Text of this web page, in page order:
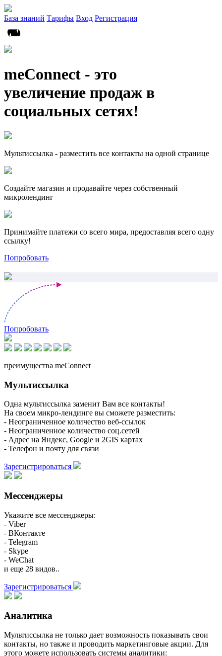
База знаний Тарифы Вход Регистрация
meConnect - это
увеличение продаж в
социальных сетях!
Мультиссылка - разместить все контакты на одной странице
Создайте магазин и продавайте через собственный
микролендинг
Принимайте платежи со всего мира, предоставляя всего одну
ссылку!
Попробовать
Попробовать
преимущества meConnect
Мультиссылка
Одна мультиссылка заменит Вам все контакты!
На своем микро-лендинге вы сможете разместить:
- Неограниченное количество веб-ссылок
- Неограниченное количество соц.сетей
- Адрес на Яндекс, Google и 2GIS картах
- Телефон и почту для связи
Зарегистрироваться
Мессенджеры
Укажите все мессенджеры:
- Viber
- ВКонтакте
- Telegram
- Skype
- WeChat
и еще 28 видов..
Зарегистрироваться
Аналитика
Мультиссылка не только дает возможность показывать свои
контакты, но также и проводить маркетинговые акции. Для
этого можете использовать системы аналитики: